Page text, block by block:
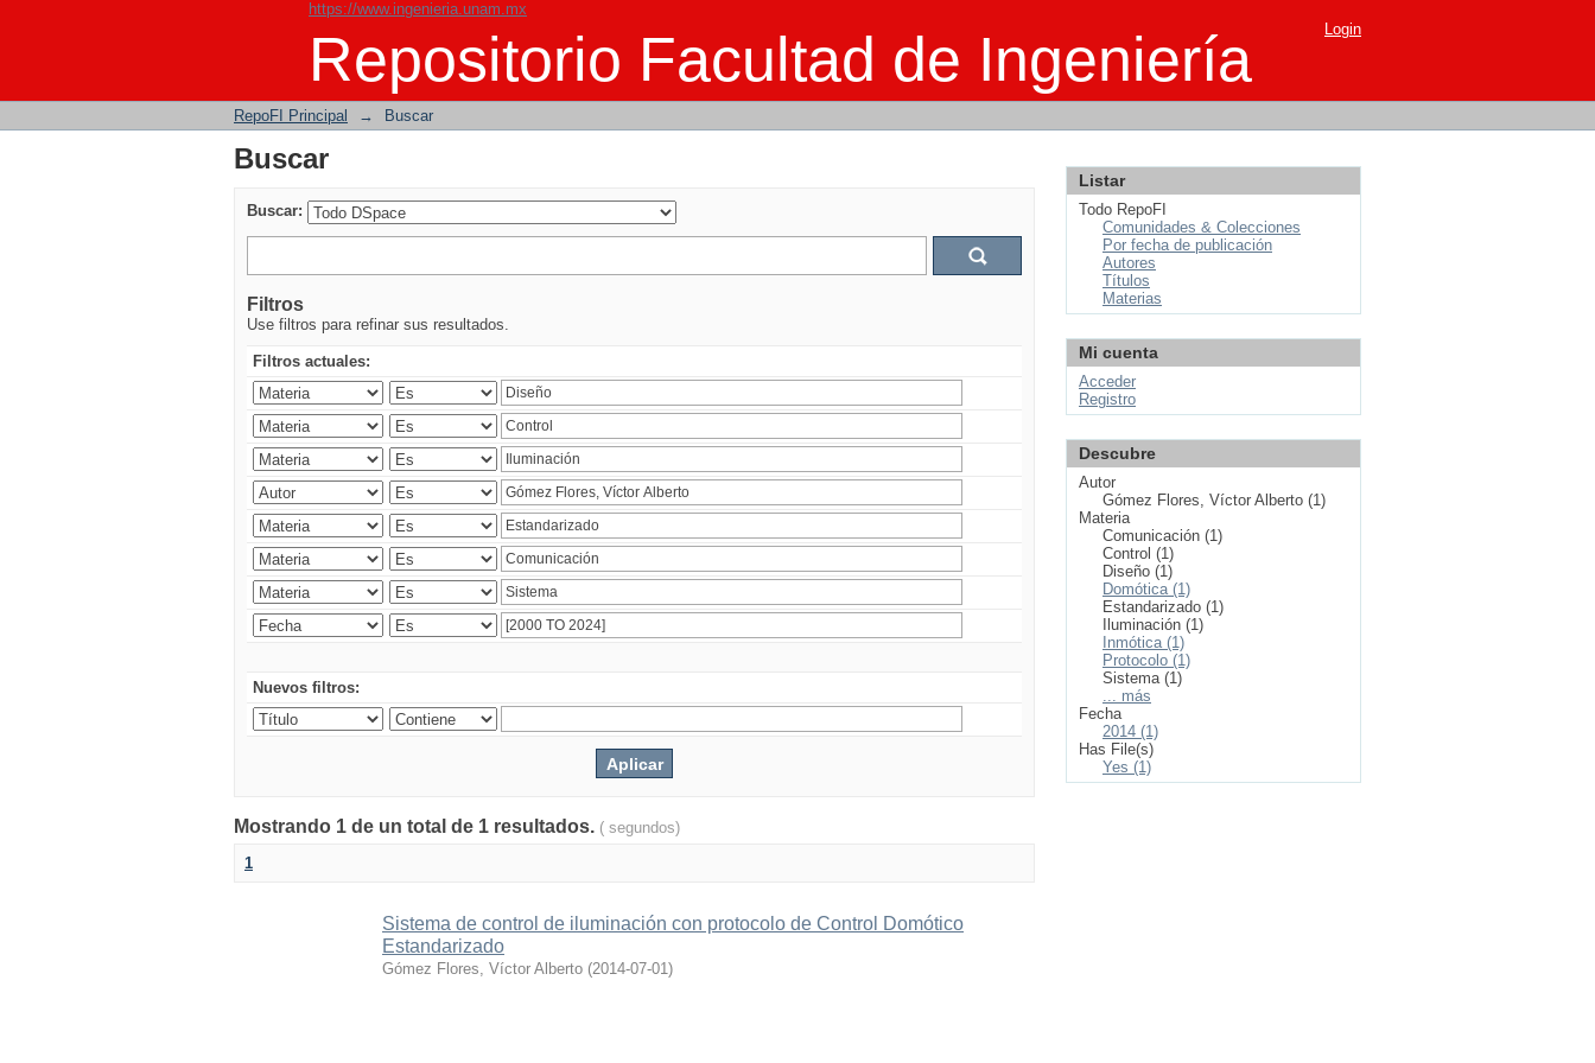
https://www.ingenieria.unam.mx
Repositorio Facultad de Ingeniería
Buscar Login
RepoFI Principal → Buscar
Buscar
Buscar:
Filtros
Use filtros para refinar sus resultados.
Filtros actuales:
Nuevos filtros:
Mostrando 1 de un total de 1 resultados. ( segundos)
1
Sistema de control de iluminación con protocolo de Control Domótico
Estandarizado
Gómez Flores, Víctor Alberto (2014-07-01)
Listar
Todo RepoFI
Comunidades & Colecciones
Por fecha de publicación
Autores
Títulos
Materias
Mi cuenta
Acceder
Registro
Descubre
Autor
Gómez Flores, Víctor Alberto (1)
Materia
Comunicación (1)
Control (1)
Diseño (1)
Domótica (1)
Estandarizado (1)
Iluminación (1)
Inmótica (1)
Protocolo (1)
Sistema (1)
... más
Fecha
2014 (1)
Has File(s)
Yes (1)